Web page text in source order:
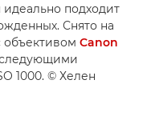
подходит
Снято на
объективом Canon
1000. © Хелен